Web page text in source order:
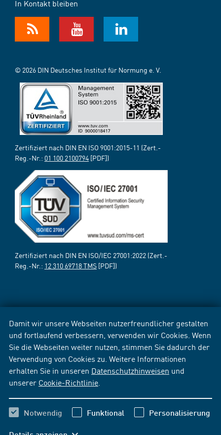
Damit wir unsere Webseiten nutzerfreundlicher gestalten
und fortlaufend verbessern, verwenden wir Cookies. Wenn
Sie die Webseiten weiter nutzen, stimmen Sie dadurch der
Verwendung von Cookies zu. Weitere Informationen
erhalten Sie in unseren Datenschutzhinweisen und
unserer Cookie-Richtlinie
Notwendig Funktional Personalisierung
In Kontakt bleiben
© 2026 DIN Deutsches Institut für Normung e. V.
Zertifiziert nach DIN EN ISO 9001:2015-11 (Zert.-
Reg.-Nr.: 01 100 2100794 [PDF])
Zertifiziert nach DIN EN ISO/IEC 27001:2022 (Zert.-
Reg.-Nr.: 12 310 69718 TMS [PDF])